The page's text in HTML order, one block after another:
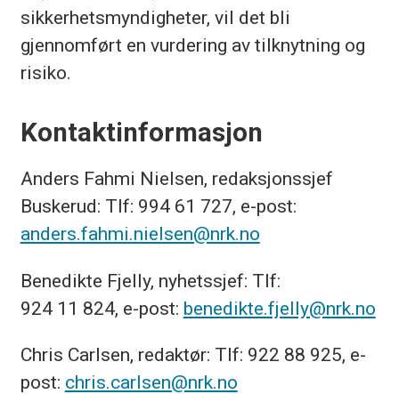
sikkerhetsmyndigheter, vil det bli
gjennomført en vurdering av tilknytning og
risiko.
Kontaktinformasjon
Anders Fahmi Nielsen, redaksjonssjef
Buskerud: Tlf: 994 61 727, e-post:
anders.fahmi.nielsen@nrk.no
Benedikte Fjelly, nyhetssjef: Tlf:
924 11 824, e-post: benedikte.fjelly@nrk.no
Chris Carlsen, redaktør: Tlf: 922 88 925, e-
post: chris.carlsen@nrk.no